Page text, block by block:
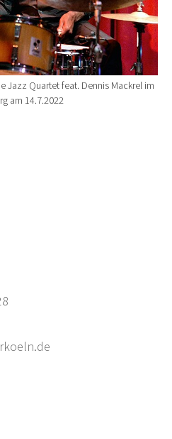
Jazz Quartet feat. Dennis Mackrel im
am 14.7.2022